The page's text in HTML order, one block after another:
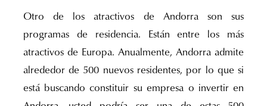
Otro de los atractivos de Andorra son sus
programas de residencia. Están entre los más
atractivos de Europa. Anualmente, Andorra admite
alrededor de 500 nuevos residentes, por lo que si
está buscando constituir su empresa o invertir en